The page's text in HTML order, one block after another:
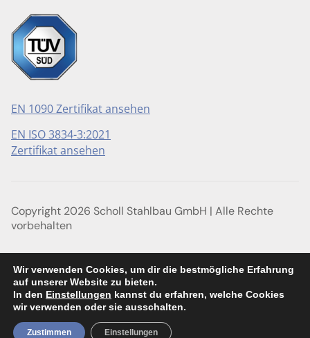
EN 1090 Zertifikat ansehen
EN ISO 3834-3:2021
Zertifikat ansehen
Copyright 2026 Scholl Stahlbau GmbH | Alle Rechte
vorbehalten
Datenschutzerklärung
AGB
Wir verwenden Cookies, um dir die bestmögliche Erfahrung
auf unserer Website zu bieten.
In den Einstellungen kannst du erfahren, welche Cookies
wir verwenden oder sie ausschalten.
Zustimmen Einstellungen